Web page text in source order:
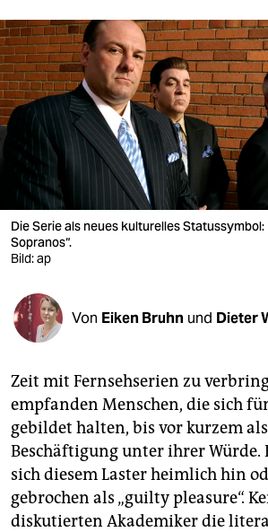
sport
berlin
nord
wahrheit
verlag
verlag
veranstaltungen
shop
fragen & hilfe
abo
genossenschaft
epaper login
Die Serie als neues kulturelles Statussymbol:
Sopranos“.
Bild: ap
Von Eiken Bruhn und Dieter
Zeit mit Fernsehserien zu
empfanden Menschen, die sich
gebildet halten, bis vor kurzem
Beschäftigung unter ihrer Würde.
sich diesem Laster heimlich hin
gebrochen als „guilty pleasure“.
diskutierten Akademiker die